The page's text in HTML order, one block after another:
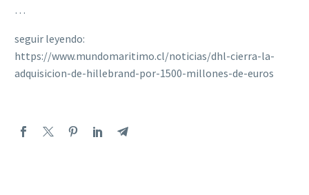
…
seguir leyendo:
https://www.mundomaritimo.cl/noticias/dhl-cierra-la-
adquisicion-de-hillebrand-por-1500-millones-de-euros